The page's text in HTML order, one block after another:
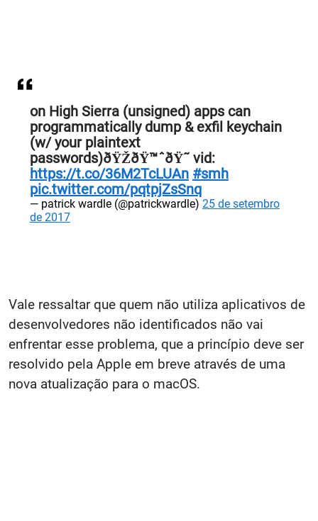
on High Sierra (unsigned) apps can
programmatically dump & exfil keychain
(w/ your plaintext
passwords)ðŸŽðŸ™ˆðŸ˜­ vid:
https://t.co/36M2TcLUAn #smh
pic.twitter.com/pqtpjZsSnq
— patrick wardle (@patrickwardle) 25 de setembro
de 2017
Vale ressaltar que quem não utiliza aplicativos de
desenvolvedores não identificados não vai
enfrentar esse problema, que a princípio deve ser
resolvido pela Apple em breve através de uma
nova atualização para o macOS.